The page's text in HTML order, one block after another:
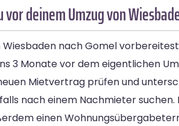
deinem Umzug von
Wiesbaden nach Gomel
3 Monate vor dem eigentlichen
Mietvertrag prüfen und
nach einem Nachmieter
einen